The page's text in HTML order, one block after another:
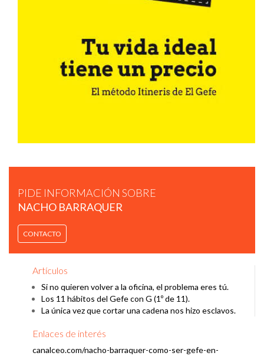
PIDE INFORMACIÓN SOBRE
NACHO BARRAQUER
CONTACTO
Artículos
Si no quieren volver a la oficina, el problema eres tú.
Los 11 hábitos del Gefe con G (1º de 11).
La única vez que cortar una cadena nos hizo esclavos.
Enlaces de interés
canalceo.com/nacho-barraquer-como-ser-gefe-en-
NACHO BARRAQUER - EL GEFE CON G.